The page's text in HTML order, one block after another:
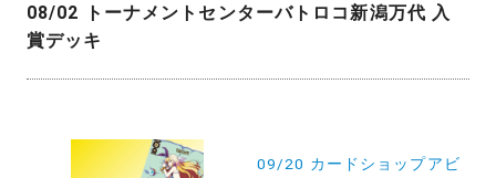
08/02 トーナメントセンターバトロコ新潟万代 入
賞デッキ
09/20 カードショップアビ